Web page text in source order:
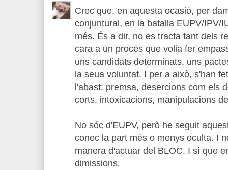
Crec que, en aquesta ocasió, per
conjuntural, en la batalla EUPV/IPV/
més. És a dir, no es tracta tant dels
cara a un procés que volia fer
uns candidats determinats, uns
la seua voluntat. I per a això, s'han
l'abast: premsa, desercions com els
corts, intoxicacions, manipulacions
No sóc d'EUPV, però he seguit
conec la part més o menys oculta. I
manera d'actuar del BLOC. I sí que
dimissions.